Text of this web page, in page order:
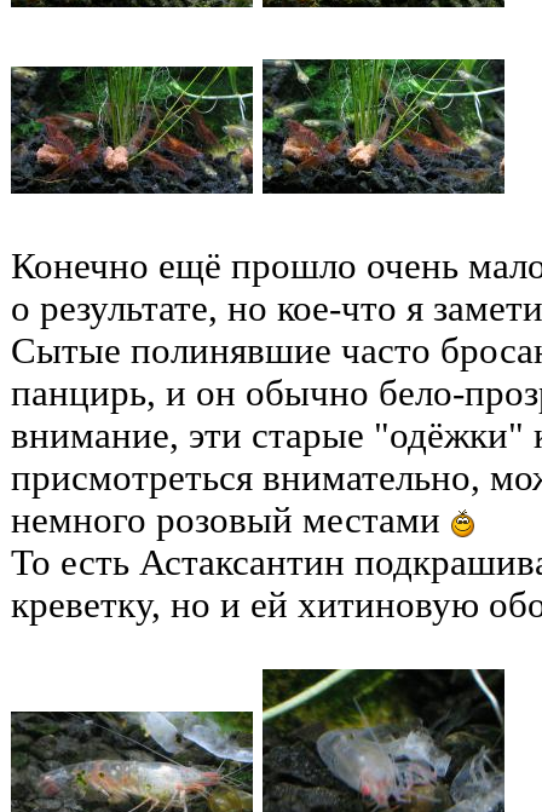
Конечно ещё прошло очень
о результате, но кое-что я
Сытые полинявшие часто
панцирь, и он обычно бело-
внимание, эти старые "одёжки"
присмотреться внимательно,
немного розовый местами
То есть Астаксантин
креветку, но и ей хитиновую